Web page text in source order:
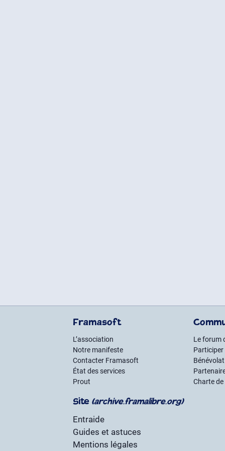
Framasoft
L’association
Notre manifeste
Contacter Framasoft
État des services
Prout
Le forum
Participer
Charte
Site (archive.framalibre.org)
Entraide
Guides et astuces
Mentions légales